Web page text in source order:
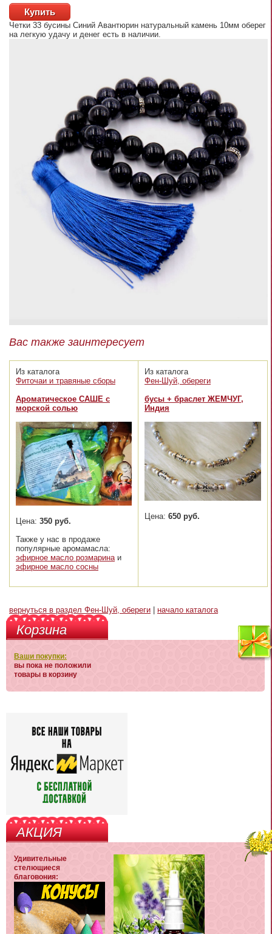
Купить
Четки 33 бусины Синий Авантюрин натуральный камень 10мм оберег
на легкую удачу и денег есть в наличии.
Вас также заинтересует
Из каталога
Фиточаи и травяные сборы
Ароматическое САШЕ с
морской солью
Цена: 350 руб.
Также у нас в продаже
популярные аромамасла:
эфирное масло розмаринаи
эфирное масло сосны
Из каталога
Фен-Шуй, обереги
бусы + браслет ЖЕМЧУГ,
Индия
Цена: 650 руб.
вернуться в раздел Фен-Шуй, обереги начало каталога
Корзина
Ваши покупки:
вы пока не положили
товары в корзину
АКЦИЯ
Удивительные
стелющиеся
благовония: